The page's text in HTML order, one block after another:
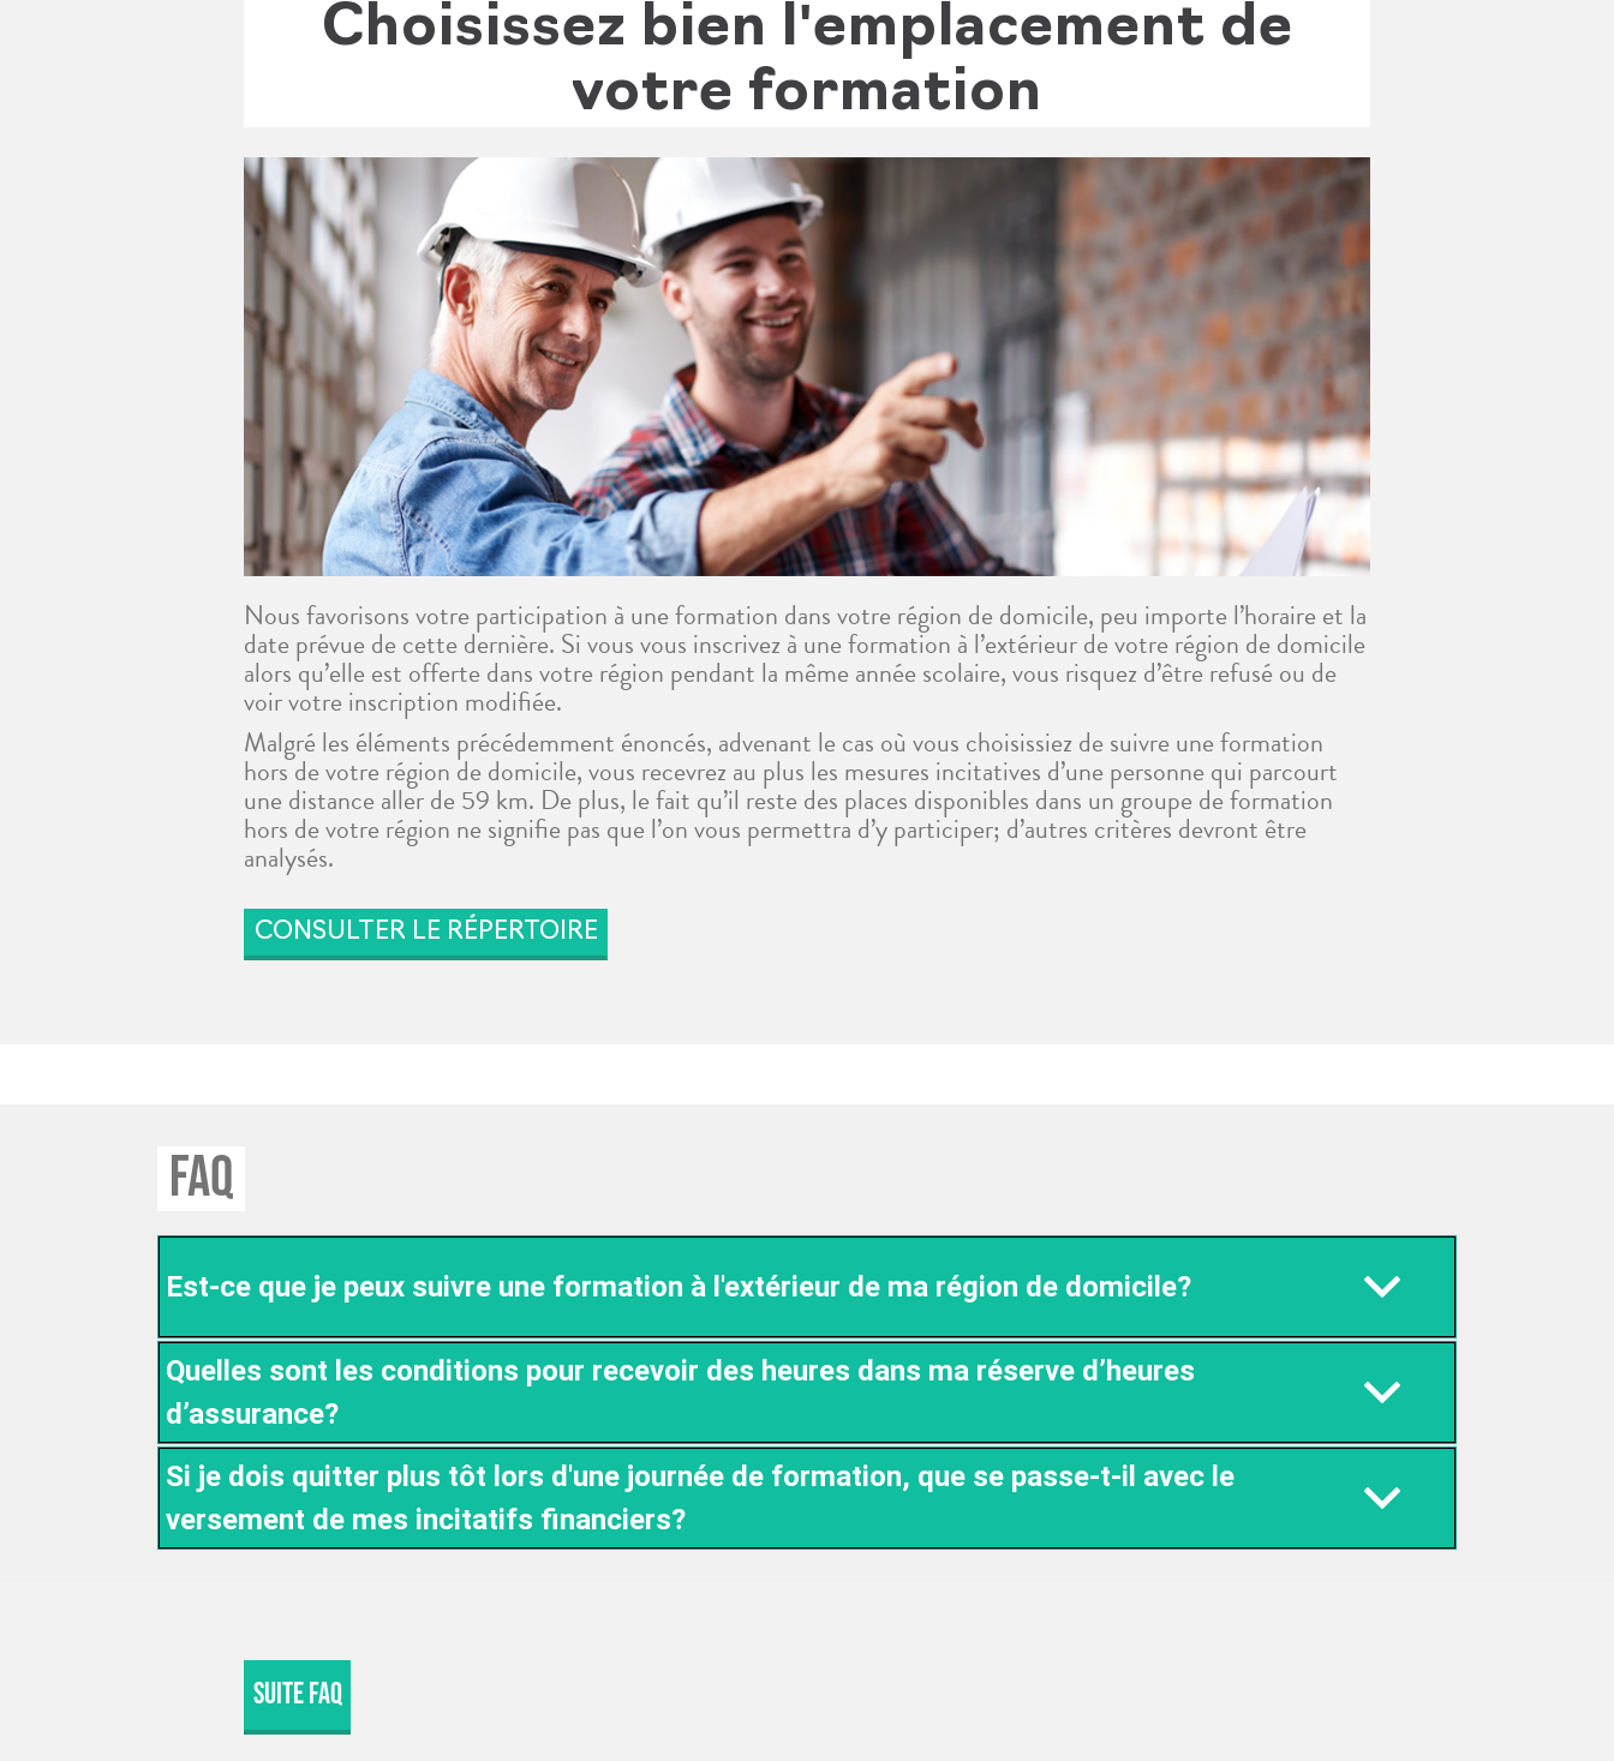
Choisissez bien l'emplacement de
votre formation
Nous favorisons votre participation à une formation dans votre région de domicile, peu importe l’horaire et la
date prévue de cette dernière. Si vous vous inscrivez à une formation à l’extérieur de votre région de domicile
alors qu’elle est offerte dans votre région pendant la même année scolaire, vous risquez d’être refusé ou de
voir votre inscription modifiée.
Malgré les éléments précédemment énoncés, advenant le cas où vous choisissiez de suivre une formation
hors de votre région de domicile, vous recevrez au plus les mesures incitatives d’une personne qui parcourt
une distance aller de 59 km. De plus, le fait qu’il reste des places disponibles dans un groupe de formation
hors de votre région ne signifie pas que l’on vous permettra d’y participer; d’autres critères devront être
analysés.
CONSULTER LE RÉPERTOIRE
FAQ
Est-ce que je peux suivre une formation à l'extérieur de ma région de domicile?
Quelles sont les conditions pour recevoir des heures dans ma réserve d’heures
d’assurance?
Si je dois quitter plus tôt lors d'une journée de formation, que se passe-t-il avec le
versement de mes incitatifs financiers?
Suite FAQ